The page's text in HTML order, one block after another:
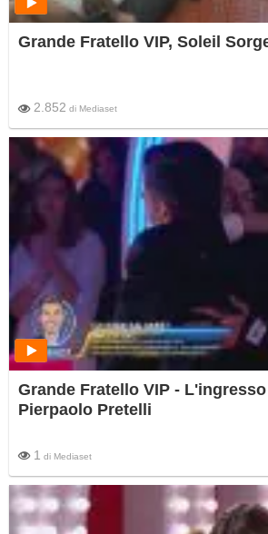
Grande Fratello VIP, Soleil
2.852 di Mediaset
Grande Fratello VIP -
Pierpaolo Pretelli
1 di Mediaset